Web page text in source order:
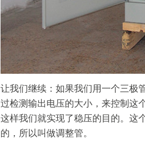
让我们继续：如果我们用一个三极
过检测输出电压的大小，来控制这
这样我们就实现了稳压的目的。这
的，所以叫做调整管。